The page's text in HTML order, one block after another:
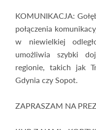
KOMUNIKACJA:
połączenia
w niewielkiej
umożliwia szybki
regionie, takich jak
Gdynia czy Sopot.
ZAPRASZAM NA